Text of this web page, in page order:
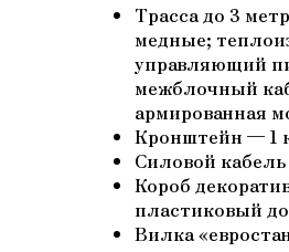
Трасса до 3
медные;
управляющий
межблочный
армированная
Кронштейн — 1
Силовой
Короб
пластиковый
Вилка